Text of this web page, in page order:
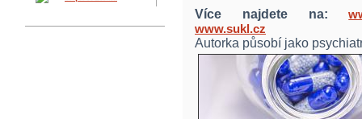
Více najdete na:
www.sukl.cz
Autorka působí jako